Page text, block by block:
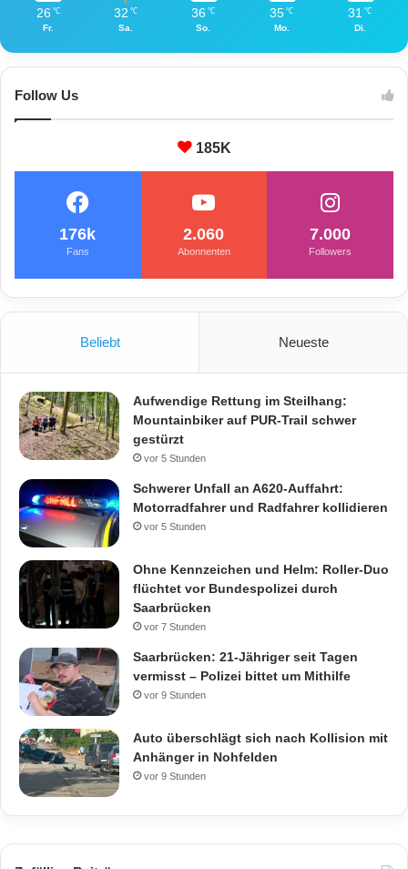
26 ℃
Fr.
32 ℃
Sa.
36 ℃
So.
35 ℃
Mo.
31 ℃
Di.
Follow Us
185K
176k
Fans
2.060
Abonnenten
7.000
Followers
Beliebt Neueste
Aufwendige Rettung im Steilhang:
Mountainbiker auf PUR-Trail schwer
gestürzt
vor 5 Stunden
Schwerer Unfall an A620-Auffahrt:
Motorradfahrer und Radfahrer kollidieren
vor 5 Stunden
Ohne Kennzeichen und Helm: Roller-Duo
flüchtet vor Bundespolizei durch
Saarbrücken
vor 7 Stunden
Saarbrücken: 21-Jähriger seit Tagen
vermisst – Polizei bittet um Mithilfe
vor 9 Stunden
Auto überschlägt sich nach Kollision mit
Anhänger in Nohfelden
vor 9 Stunden